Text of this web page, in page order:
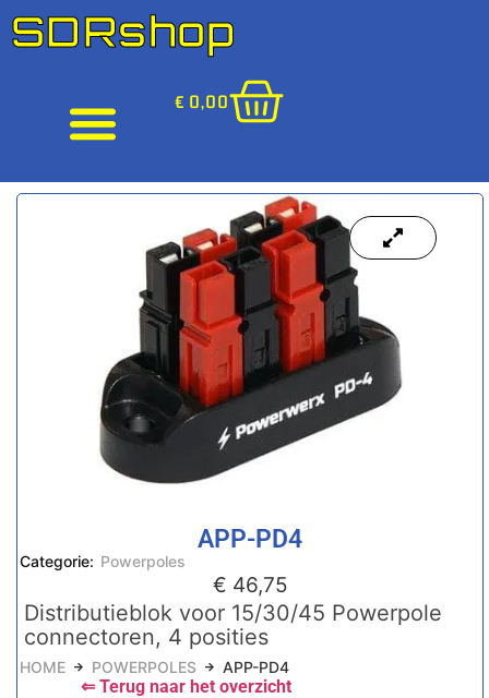
SDRshop
€ 0,00
APP-PD4
Categorie: Powerpoles
€ 46,75
Distributieblok voor 15/30/45 Powerpole
connectoren, 4 posities
HOME POWERPOLES APP-PD4
⇐ Terug naar het overzicht